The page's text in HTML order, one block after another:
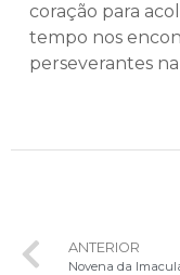
coração para
tempo nos
perseverantes na
ANTERIOR